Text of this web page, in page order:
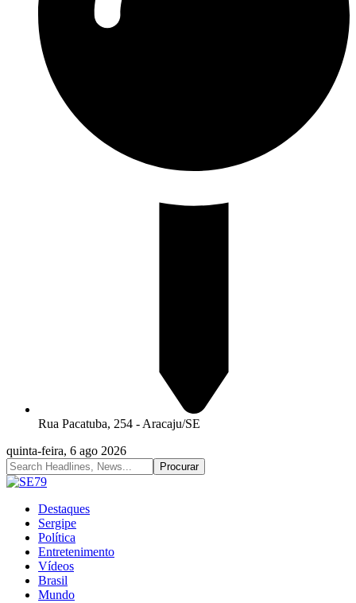
Rua Pacatuba, 254 - Aracaju/SE
quinta-feira, 6 ago 2026
Destaques
Sergipe
Política
Entretenimento
Vídeos
Brasil
Mundo